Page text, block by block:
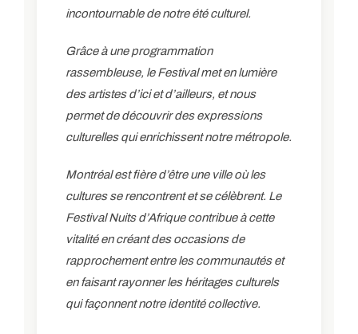
incontournable de notre été culturel.
Grâce à une programmation
rassembleuse, le Festival met en lumière
des artistes d’ici et d’ailleurs, et nous
permet de découvrir des expressions
culturelles qui enrichissent notre métropole.
Montréal est fière d’être une ville où les
cultures se rencontrent et se célèbrent. Le
Festival Nuits d’Afrique contribue à cette
vitalité en créant des occasions de
rapprochement entre les communautés et
en faisant rayonner les héritages culturels
qui façonnent notre identité collective.